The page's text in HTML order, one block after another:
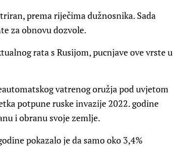
prema riječima dužnosnika. Sada
za obnovu dozvole.
rata s Rusijom, pucnjave ove vrste u
vatrenog oružja pod uvjetom
potpune ruske invazije 2022. godine
i obranu svoje zemlje.
pokazalo je da samo oko 3,4%